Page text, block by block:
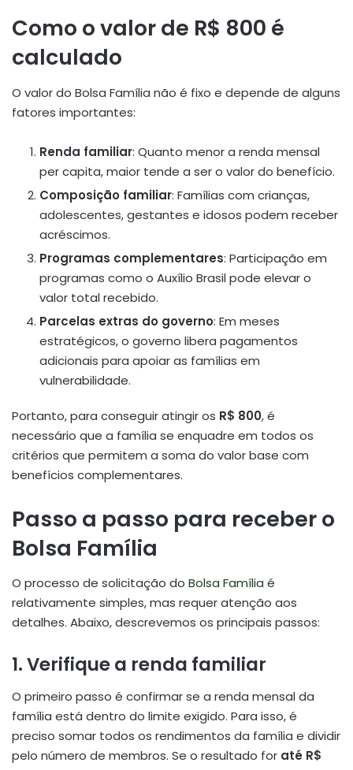
Como o valor de R$ 800 é
calculado
O valor do Bolsa Família não é fixo e depende de alguns
fatores importantes:
Renda familiar: Quanto menor a renda mensal
per capita, maior tende a ser o valor do benefício.
Composição familiar: Famílias com crianças,
adolescentes, gestantes e idosos podem receber
acréscimos.
Programas complementares: Participação em
programas como o Auxílio Brasil pode elevar o
valor total recebido.
Parcelas extras do governo: Em meses
estratégicos, o governo libera pagamentos
adicionais para apoiar as famílias em
vulnerabilidade.
Portanto, para conseguir atingir os R$ 800, é
necessário que a família se enquadre em todos os
critérios que permitem a soma do valor base com
benefícios complementares.
Passo a passo para receber o
Bolsa Família
O processo de solicitação do Bolsa Família é
relativamente simples, mas requer atenção aos
detalhes. Abaixo, descrevemos os principais passos:
1. Verifique a renda familiar
O primeiro passo é confirmar se a renda mensal da
família está dentro do limite exigido. Para isso, é
preciso somar todos os rendimentos da família e dividir
pelo número de membros. Se o resultado for até R$